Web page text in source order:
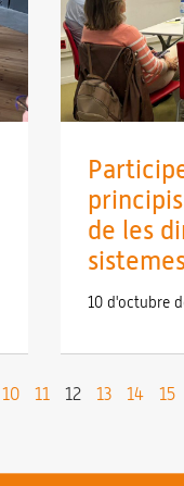
de les
10 d'octubre
10 11 12 13 14 15